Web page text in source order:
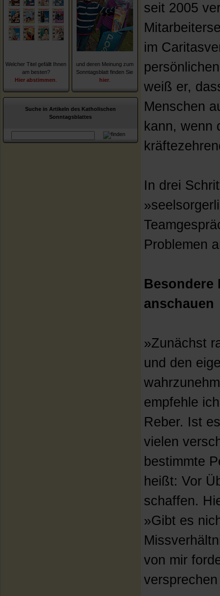
Welcher Titel gefällt Ihnen
am besten?
Hier abstimmen
und deren Meinung zum
Sonntagsblatt finden Sie
hier
Suche in Artikeln des Katholischen
Sonntagsblattes
seit 2005
im
weiß er,
Menschen
kann, wenn
In drei
Problemen
Besondere
anschauen
»Zunächst
und den
empfehle
Reber. Ist
vielen
bestimmte
heißt: Vor
schaffen.
»Gibt es
von mir